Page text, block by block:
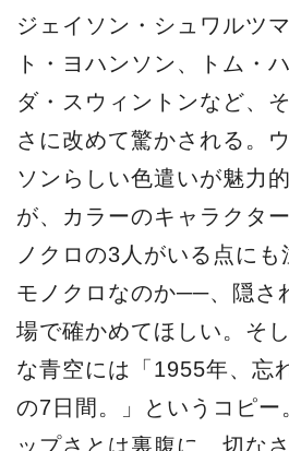
ジェイソン・シュワルツ
ト・ヨハンソン、トム・
ダ・スウィントンなど、
さに改めて驚かされる。
ソンらしい色遣いが魅力
が、カラーのキャラクタ
ノクロの3人がいる点に
モノクロなのか──、隠さ
場で確かめてほしい。そ
な青空には「1955年、忘
の7日間。」というコピー
ップさとは裏腹に、切な